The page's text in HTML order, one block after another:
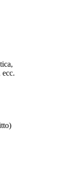
ecc.